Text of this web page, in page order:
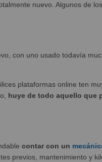
nuevo. Algunos de
con uno usado todavía
plataformas online ten
huye de todo aquello que
contar con un
previos, mantenimiento y